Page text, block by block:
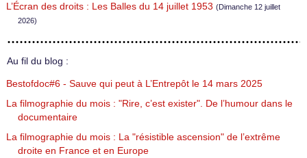
L’Écran des droits : Les Balles du 14 juillet 1953 (Dimanche 12 juillet
2026)
Au fil du blog :
Bestofdoc#6 - Sauve qui peut à L’Entrepôt le 14 mars 2025
La filmographie du mois : "Rire, c’est exister". De l’humour dans le
documentaire
La filmographie du mois : La "résistible ascension" de l’extrême
droite en France et en Europe